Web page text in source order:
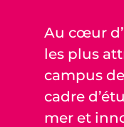
Au cœur
les plus
campus
cadre
mer et